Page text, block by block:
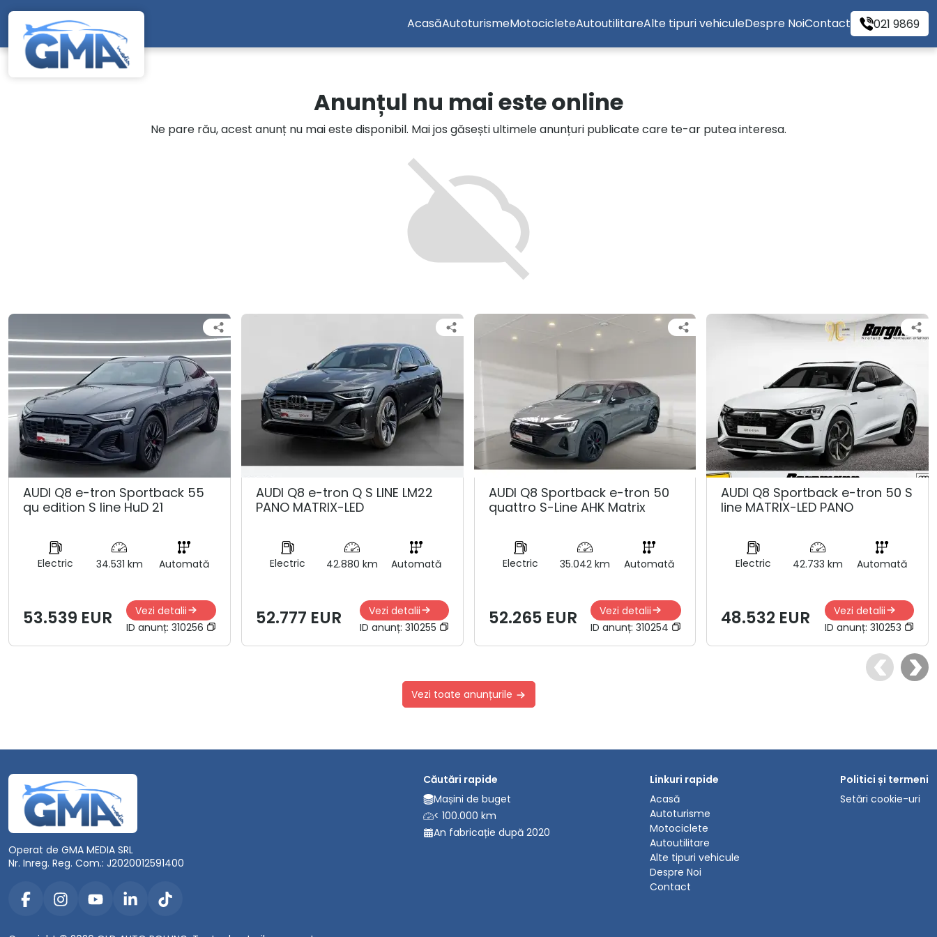
Mergi direct la conținutul principal
AcasăAutoturismeMotocicleteAutoutilitareAlte tipuri vehiculeDespre NoiContact 021 9869
Anunțul nu mai este online
Ne pare rău, acest anunț nu mai este disponibil. Mai jos găsești ultimele anunțuri publicate care te-ar putea interesa.
AUDI Q8 e-tron Sportback 55
qu edition S line HuD 21
Electric 34.531 km Automată
53.539 EUR
Vezi detalii
ID anunț: 310256
AUDI Q8 e-tron Q S LINE LM22
PANO MATRIX-LED
Electric 42.880 km Automată
52.777 EUR
Vezi detalii
ID anunț: 310255
AUDI Q8 Sportback e-tron 50
quattro S-Line AHK Matrix
Electric 35.042 km Automată
52.265 EUR
Vezi detalii
ID anunț:310254
AUDI Q8 Sportback e-tron 50 S
line MATRIX-LED PANO
Electric 42.733 km Automată
48.532 EUR
Vezi detalii
ID anunț: 310253
Vezi toate anunțurile
Operat de GMA MEDIA SRL
Nr. Inreg. Reg. Com.: J2020012591400
Căutări rapide
Mașini de buget
< 100.000 km
An fabricație după 2020
Linkuri rapide
Acasă
Autoturisme
Motociclete
Autoutilitare
Alte tipuri vehicule
Despre Noi
Contact
Politici și termeni
Setări cookie-uri